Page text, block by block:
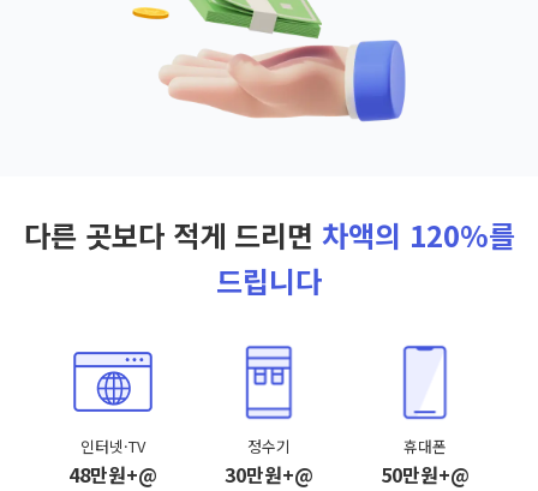
다른 곳보다 적게 드리면 차액의 120%를
드립니다
인터넷·TV
48만원+@
정수기
30만원+@
휴대폰
50만원+@